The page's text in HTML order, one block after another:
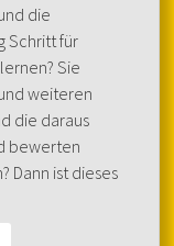
die
Schritt für
Sie
weiteren
die daraus
bewerten
Dann ist dieses